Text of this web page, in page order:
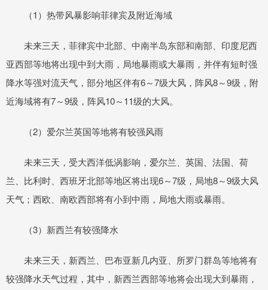
（1）热带风暴影响菲律宾及附近海域
未来三天，菲律宾中北部、中南半岛东部和南部、印度尼西
亚西部等地将出现中到大雨，局地暴雨或大暴雨，并伴有短时强
降水等强对流天气，部分地区伴有6～7级大风，阵风8～9级，附
近海域将有7～9级，阵风10～11级的大风。
（2）爱尔兰英国等地将有较强风雨
未来三天，受大西洋低涡影响，爱尔兰、英国、法国、荷
兰、比利时、西班牙北部等地区将出现6～7级，局地8～9级大风
天气；西欧、南欧西部将有小到中雨，局地大雨或暴雨。
（3）新西兰有较强降水
未来三天，新西兰、巴布亚新几内亚、所罗门群岛等地将有
较强降水天气过程，其中，新西兰西部等地将会出现大到暴雨，